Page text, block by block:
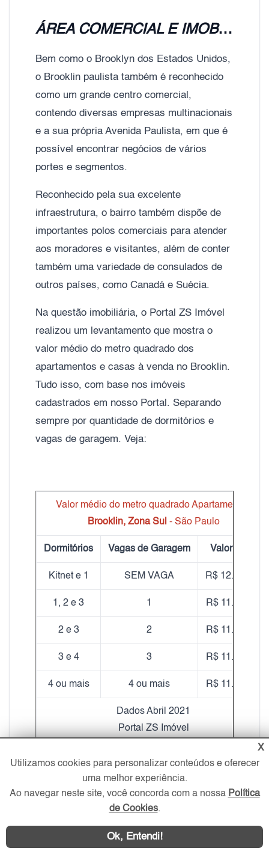
ÁREA COMERCIAL E IMOBILIÁRIA NO BROOKLIN
Bem como o Brooklyn dos Estados Unidos,
o Brooklin paulista também é reconhecido
como um grande centro comercial,
contendo diversas empresas multinacionais
e a sua própria Avenida Paulista, em que é
possível encontrar negócios de vários
portes e segmentos.
Reconhecido pela sua excelente
infraestrutura, o bairro também dispõe de
importantes polos comerciais para atender
aos moradores e visitantes, além de conter
também uma variedade de consulados de
outros países, como Canadá e Suécia.
Na questão imobiliária, o Portal ZS Imóvel
realizou um levantamento que mostra o
valor médio do metro quadrado dos
apartamentos e casas à venda no Brooklin.
Tudo isso, com base nos imóveis
cadastrados em nosso Portal. Separando
sempre por quantidade de dormitórios e
vagas de garagem. Veja:
Valor médio do metro quadrado Apartamentos
Brooklin, Zona Sul - São Paulo
Dormitórios Vagas de Garagem Valor do m²
Kitnet e 1 SEM VAGA R$ 12.170,00
1, 2 e 3 1 R$ 11.570,00
2 e 3 2 R$ 11.560,00
3 e 4 3 R$ 11.980,00
4 ou mais 4 ou mais R$ 11.840,00
Dados Abril 2021
Portal ZS Imóvel
Valor médio do metro quadrado das Casas
Dormitórios Vagas de Garagem Valor médio m²
X
Utilizamos cookies para personalizar conteúdos e oferecer
uma melhor experiência.
Ao navegar neste site, você concorda com a nossa Política
de Cookies.
Ok, Entendi!